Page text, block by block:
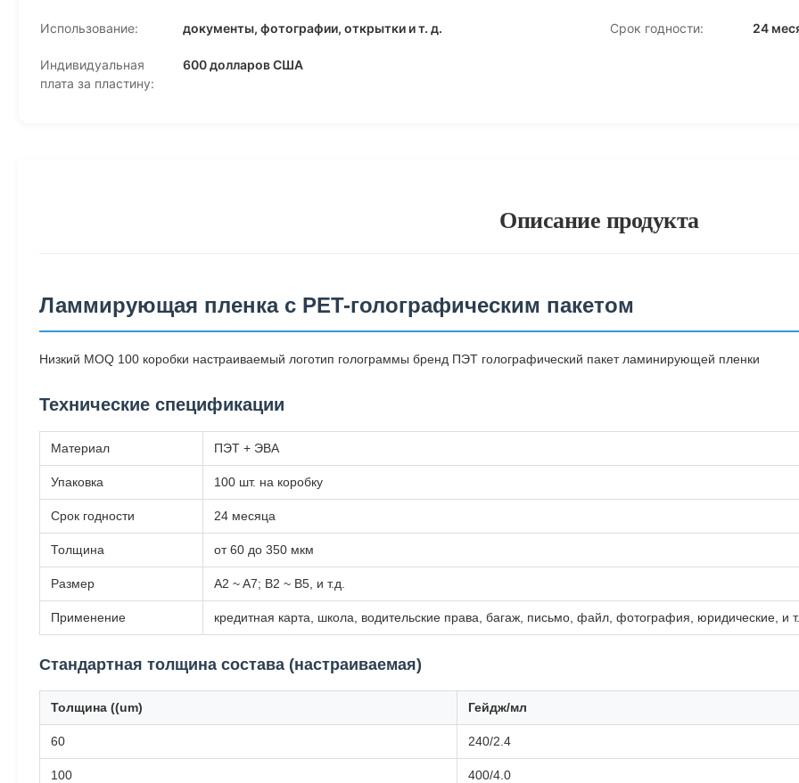
Использование: документы, фотографии, открытки и т. д. Срок годности: 24
Индивидуальная
плата за пластину:
600 долларов США
Описание продукта
Ламмирующая пленка с PET-голографическим пакетом
Низкий MOQ 100 коробки настраиваемый логотип голограммы бренд ПЭТ голографический пакет ламинирующей пленки
Технические спецификации
Материал ПЭТ + ЭВА
Упаковка 100 шт. на коробку
Срок годности 24 месяца
Толщина от 60 до 350 мкм
Размер A2 ~ A7; B2 ~ B5, и т.д.
Применение кредитная карта, школа, водительские права, багаж, письмо, файл, фотография, юридические, и
Стандартная толщина состава (настраиваемая)
Толщина ((um) Гейдж/мл
60 240/2.4
100 400/4.0